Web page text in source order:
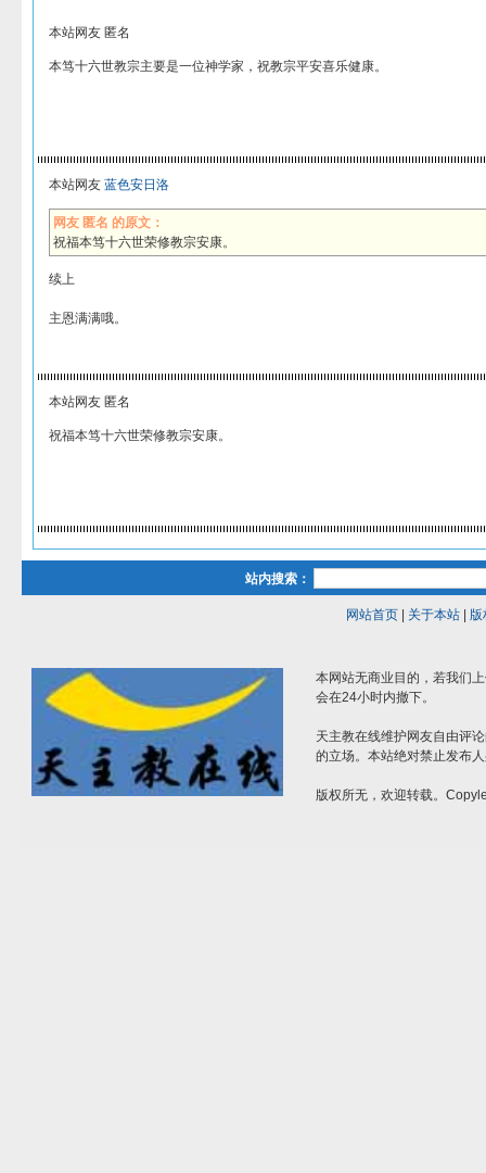
本站网友 匿名
本笃十六世教宗主要是一位神学家，祝教宗平安喜乐健康。
本站网友 蓝色安日洛
网友 匿名 的原文：
祝福本笃十六世荣修教宗安康。
续上
主恩满满哦。
本站网友 匿名
祝福本笃十六世荣修教宗安康。
站内搜索：
网站首页| 关于本站| 版
本网站无商业目的，若我们
会在24小时内撤下。
天主教在线维护网友自由评
的立场。本站绝对禁止发布
版权所无，欢迎转载。